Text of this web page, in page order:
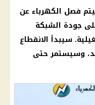
فصل الكهرباء عن
جودة الشبكة
سيبدأ الانقطاع
وسيستمر حتى